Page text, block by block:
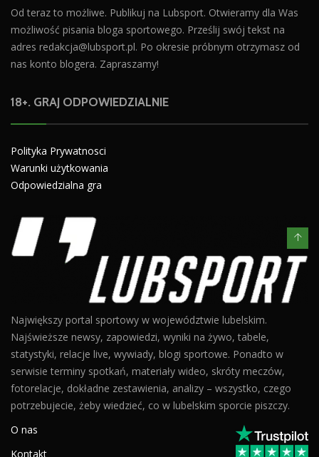
Od teraz to możliwe. Publikuj na Lubsport. Otwieramy dla Was
możliwość pisania bloga sportowego. Prześlij swój tekst na
adres redakcja@lubsport.pl. Po okresie próbnym otrzymasz od
nas konto blogera. Zapraszamy!
18+. GRAJ ODPOWIEDZIALNIE
Polityka Prywatnosci
Warunki użytkowania
Odpowiedzialna gra
Największy portal sportowy w województwie lubelskim.
Najświeższe newsy, zapowiedzi, wyniki na żywo, tabele,
statystyki, relacje live, wywiady, blogi sportowe. Ponadto w
serwisie terminy spotkań, materiały wideo, skróty meczów,
fotorelacje, dokładne zestawienia, analizy – wszystko, czego
potrzebujecie, żeby wiedzieć, co w lubelskim sporcie piszczy.
O nas
Kontakt